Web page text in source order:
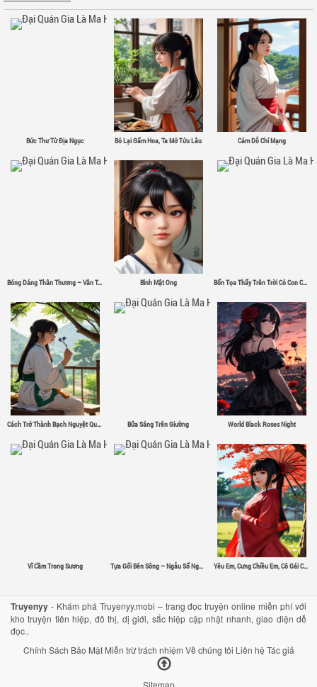
Bức Thư Từ Địa Ngục Bỏ Lại Gấm Hoa, Ta Mở Tửu Lâu Cám Dỗ Chí Mạng
Bóng Dáng Thân Thương – Vân Tân Bình Mật Ong Bổn Tọa Thấy Trên Trời Có Con Chim Sắt Σ( ゜- ゜)
Cách Trở Thành Bạch Nguyệt Quang Bữa Sáng Trên Giường World Black Roses Night
Vĩ Cầm Trong Sương Tựa Gối Bên Sông – Ngẫu Sổ Nguyệt Yêu Em, Cưng Chiều Em, Cô Gái Có Đôi Mắt Màu Đỏ Tươi
Truyenyy - Khám phá Truyenyy.mobi – trang đọc truyện online miễn phí với
kho truyện tiên hiệp, đô thị, dị giới, sắc hiệp cập nhật nhanh, giao diện dễ
đọc..
Chính Sách Bảo Mật Miễn trừ trách nhiệm Về chúng tôi Liên hệ Tác giả
Sitemap